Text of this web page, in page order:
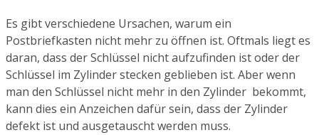
Es gibt verschiedene Ursachen, warum ein
Postbriefkasten nicht mehr zu öffnen ist. Oftmals liegt es
daran, dass der Schlüssel nicht aufzufinden ist oder der
Schlüssel im Zylinder stecken geblieben ist. Aber wenn
man den Schlüssel nicht mehr in den Zylinder bekommt,
kann dies ein Anzeichen dafür sein, dass der Zylinder
defekt ist und ausgetauscht werden muss.